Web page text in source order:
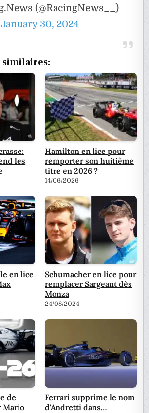
(@RacingNews__)
January 30, 2024
les
Hamilton en lice pour
remporter son huitième
titre en 2026 ?
14/06/2026
en lice
Schumacher en lice pour
remplacer Sargeant dès
Monza
24/08/2024
de
Mario
Ferrari supprime le nom
d'Andretti dans…